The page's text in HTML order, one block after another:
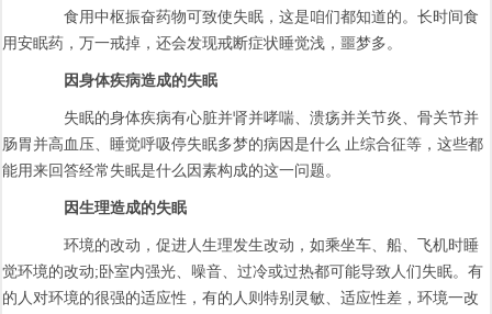
食用中枢振奋药物可致使失眠，这是咱们都知道的。长时间食
用安眠药，万一戒掉，还会发现戒断症状睡觉浅，噩梦多。
因身体疾病造成的失眠
失眠的身体疾病有心脏并肾并哮喘、溃疡并关节炎、骨关节并
肠胃并高血压、睡觉呼吸停失眠多梦的病因是什么 止综合征等，这些都
能用来回答经常失眠是什么因素构成的这一问题。
因生理造成的失眠
环境的改动，促进人生理发生改动，如乘坐车、船、飞机时睡
觉环境的改动;卧室内强光、噪音、过冷或过热都可能导致人们失眠。有
的人对环境的很强的适应性，有的人则特别灵敏、适应性差，环境一改